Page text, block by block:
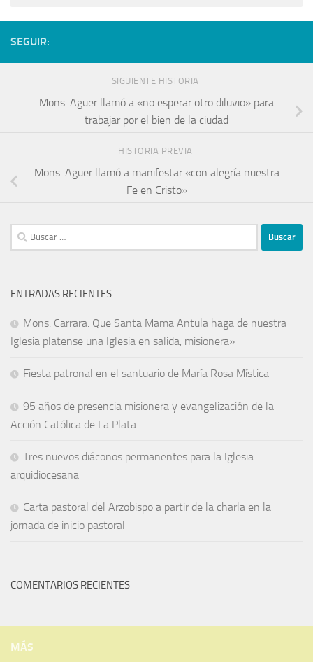
SEGUIR:
SIGUIENTE HISTORIA
Mons. Aguer llamó a «no esperar otro diluvio» para
trabajar por el bien de la ciudad
HISTORIA PREVIA
Mons. Aguer llamó a manifestar «con alegría nuestra
Fe en Cristo»
ENTRADAS RECIENTES
Mons. Carrara: Que Santa Mama Antula haga de nuestra
Iglesia platense una Iglesia en salida, misionera»
Fiesta patronal en el santuario de María Rosa Mística
95 años de presencia misionera y evangelización de la
Acción Católica de La Plata
Tres nuevos diáconos permanentes para la Iglesia
arquidiocesana
Carta pastoral del Arzobispo a partir de la charla en la
jornada de inicio pastoral
COMENTARIOS RECIENTES
MÁS